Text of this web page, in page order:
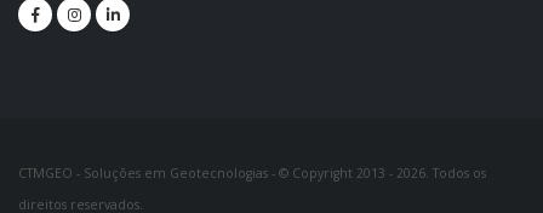
CTMGEO - Soluções em Geotecnologias - © Copyright 2013 - 2026. Todos os
direitos reservados.